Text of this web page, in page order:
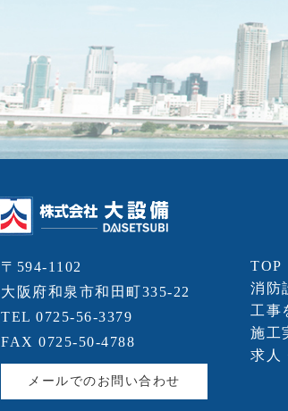
〒594-1102
大阪府和泉市和田町335-22
TEL 0725-56-3379
FAX 0725-50-4788
メールでのお問い合わせ
TOP
消防
工事
施工
求人